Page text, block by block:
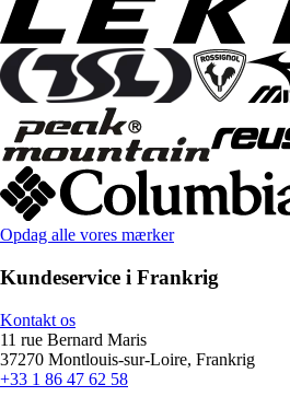
Opdag alle vores mærker
Kundeservice i Frankrig
Kontakt os
11 rue Bernard Maris
37270 Montlouis-sur-Loire, Frankrig
+33 1 86 47 62 58